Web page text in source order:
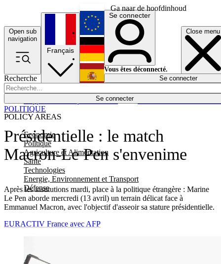
Ga naar de hoofdinhoud
Open sub
navigation
Close menu
Recherche
Se connecter
POLICY AREAS
Economie
Politique
Agriculture et Alimentation
Santé
Technologies
Energie, Environnement et Transport
Défense
Économie
Français
English
Deutsch
Español
Se connecter
Vous êtes déconnecté.
Se connecter
Présidentielle : le match
Macron-Le Pen s'envenime
Après les institutions mardi, place à la politique étrangère : Marine
Le Pen aborde mercredi (13 avril) un terrain délicat face à
Emmanuel Macron, avec l'objectif d'asseoir sa stature présidentielle.
POLITIQUE
EURACTIV France avec AFP